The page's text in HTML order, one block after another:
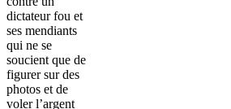
dictateur fou et
ses mendiants
qui ne se
soucient que de
figurer sur des
photos et de
voler l’argent